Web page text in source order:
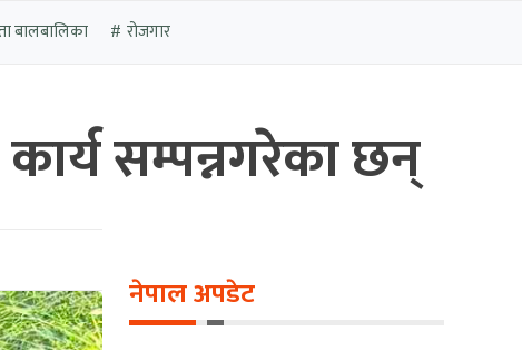
बालबालिका रोजगार
सम्पन्नगरेका छन्
नेपाल अपडेट